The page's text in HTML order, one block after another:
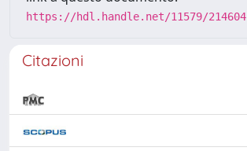
https://hdl.handle.net/11579/214604
Citazioni